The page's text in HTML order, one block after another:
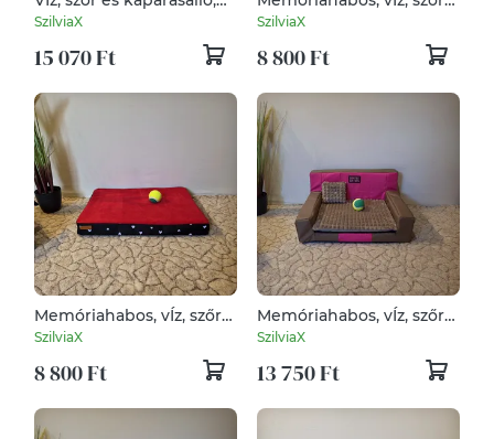
lehúzható és mosható
SzilviaX
15 070 Ft
és kaparásálló, lehúzható
kutyafekhely, kutyaágy
SzilviaX
8 800 Ft
Memóriahabos, vÍz, szőr
és kaparásálló, lehúzható
kutyafekhely, kutyaágy
SzilviaX
8 800 Ft
Memóriahabos, vÍz, szőr
és kaparásálló, lehúzható
kutyafekhely, kutyaágy
SzilviaX
13 750 Ft